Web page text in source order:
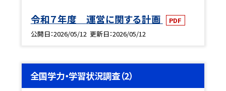
令和７年度 運営に関する計画
PDF
公開日 2026/05/12 更新日 2026/05/12
全国学力・学習状況調査（2）